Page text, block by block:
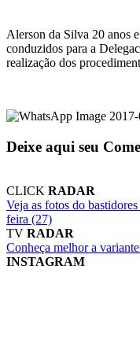
Alerson da Silva 20 anos
conduzidos para a
realização dos
Deixe aqui seu
CLICK RADAR
Veja as fotos do
feira (27)
TV RADAR
Conheça melhor a
INSTAGRAM